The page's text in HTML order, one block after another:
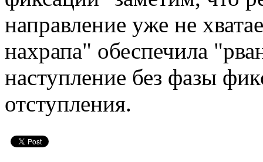
направление уже не
нахрапа" обеспечила
наступление без фазы
отступления.